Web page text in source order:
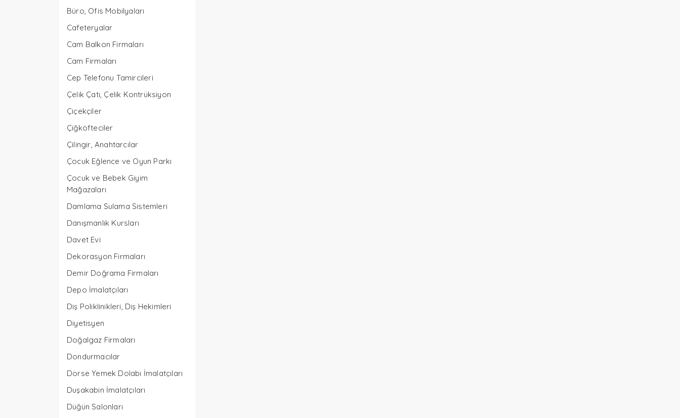
Büro, Ofis Mobilyaları
Cafeteryalar
Cam Balkon Firmaları
Cam Firmaları
Cep Telefonu Tamircileri
Çelik Çatı, Çelik Kontrüksiyon
Çiçekçiler
Çiğköfteciler
Çilingir, Anahtarcılar
Çocuk Eğlence ve Oyun Parkı
Çocuk ve Bebek Giyim
Mağazaları
Damlama Sulama Sistemleri
Danışmanlık Kursları
Davet Evi
Dekorasyon Firmaları
Demir Doğrama Firmaları
Depo İmalatçıları
Diş Poliklinikleri, Diş Hekimleri
Diyetisyen
Doğalgaz Firmaları
Dondurmacılar
Dorse Yemek Dolabı İmalatçıları
Duşakabin İmalatçıları
Düğün Salonları